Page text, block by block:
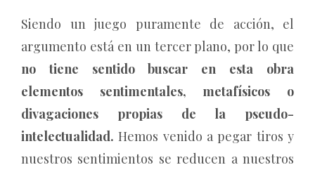
Siendo un juego puramente de acción, el
argumento está en un tercer plano, por lo que
no tiene sentido buscar en esta obra
elementos sentimentales, metafísicos o
divagaciones propias de la pseudo-
intelectualidad.Hemos venido a pegar tiros y
nuestros sentimientos se reducen a nuestros